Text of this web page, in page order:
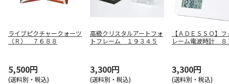
ライブピクチャークォーツ
（Ｒ） ７６８８
5,500円
(送料別・税込)
高級クリスタルアートフォ
トフレーム １９３４５
3,300円
(送料別・税込)
【ＡＤＥＳＳＯ】
レーム電波時計 ８
3,300円
(送料別・税込)